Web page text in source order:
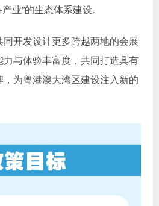
业”的生态体系建设。
开发设计更多跨越两地的会展
与体验丰富度，共同打造具有
为粤港澳大湾区建设注入新的